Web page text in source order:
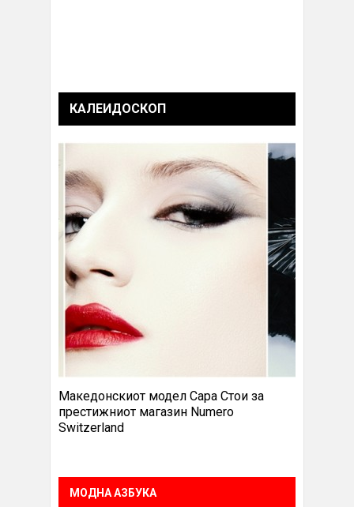
КАЛЕИДОСКОП
Македонскиот модел Сара Стои за
престижниот магазин Numero
Switzerland
МОДНА АЗБУКА